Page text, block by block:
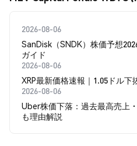
2026-08-06
SanDisk（SNDK）株価予想
ガイド
2026-08-06
XRP最新価格速報｜1.05ドル下
2026-08-06
Uber株価下落：過去最高売上
も理由解説